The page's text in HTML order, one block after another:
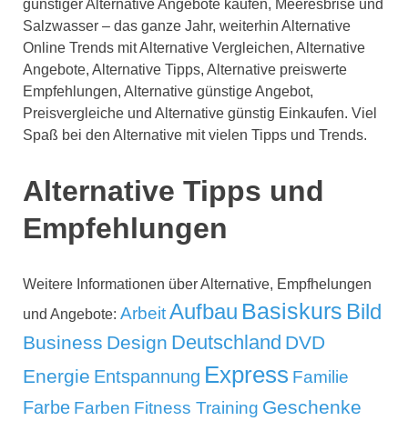
günstiger Alternative Angebote kaufen, Meeresbrise und
Salzwasser – das ganze Jahr, weiterhin Alternative
Online Trends mit Alternative Vergleichen, Alternative
Angebote, Alternative Tipps, Alternative preiswerte
Empfehlungen, Alternative günstige Angebot,
Preisvergleiche und Alternative günstig Einkaufen. Viel
Spaß bei den Alternative mit vielen Tipps und Trends.
Alternative Tipps und
Empfehlungen
Weitere Informationen über Alternative, Empfhelungen
und Angebote: ArbeitAufbau Basiskurs Bild
Business Design Deutschland DVD
Energie Entspannung Express Familie
Farbe Farben Fitness Training Geschenke